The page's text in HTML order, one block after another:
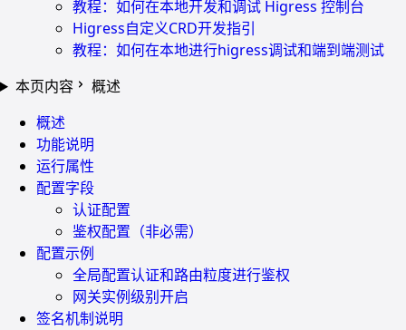
教程：如何在本地开发和调试 Higress 控制台
Higress自定义CRD开发指引
教程：如何在本地进行higress调试和端到端测试
本页内容
概述
概述
功能说明
运行属性
配置字段
认证配置
鉴权配置（非必需）
配置示例
全局配置认证和路由粒度进行鉴权
网关实例级别开启
签名机制说明